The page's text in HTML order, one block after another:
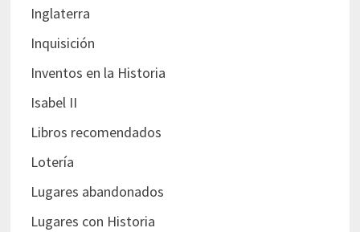
Inglaterra
Inquisición
Inventos en la Historia
Isabel II
Libros recomendados
Lotería
Lugares abandonados
Lugares con Historia